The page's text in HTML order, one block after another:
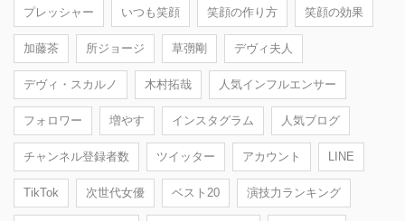
プレッシャー いつも笑顔 笑顔の作り方 笑顔の効果
加藤茶 所ジョージ 草彅剛 デヴィ夫人
デヴィ・スカルノ 木村拓哉 人気インフルエンサー
フォロワー 増やす インスタグラム 人気ブログ
チャンネル登録者数 ツイッター アカウント LINE
TikTok 次世代女優 ベスト20 演技力ランキング